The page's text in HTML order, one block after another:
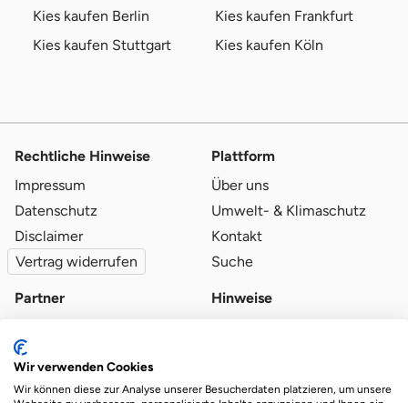
Kies kaufen Berlin
Kies kaufen Frankfurt
Kies kaufen Stuttgart
Kies kaufen Köln
Rechtliche Hinweise
Impressum
Datenschutz
Disclaimer
Vertrag widerrufen
Plattform
Über uns
Umwelt- & Klimaschutz
Kontakt
Suche
Partner
Qualitätsvoraussetzungen
Partner-Login
Hinweise
Wir verwenden Cookies
Wir können diese zur Analyse unserer Besucherdaten platzieren, um unsere